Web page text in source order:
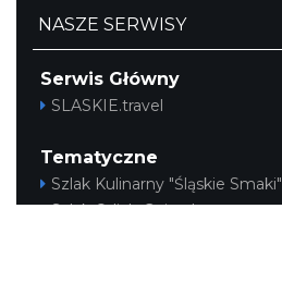
NASZE SERWISY
Serwis Główny
SLASKIE.travel
Tematyczne
Szlak Kulinarny "Śląskie Smaki"
Szlak Orlich Gniazd